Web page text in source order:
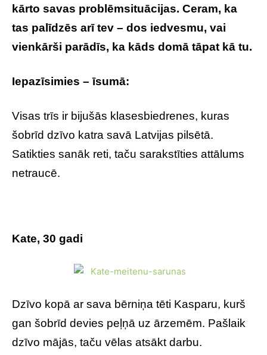
kārto savas problēmsituācijas. Ceram, ka
tas palīdzēs arī tev – dos iedvesmu, vai
vienkārši parādīs, ka kāds domā tāpat kā tu.
Iepazīsimies – īsumā:
Visas trīs ir bijušās klasesbiedrenes, kuras
šobrīd dzīvo katra savā Latvijas pilsētā.
Satikties sanāk reti, taču sarakstīties attālums
netraucē.
Kate, 30 gadi
Dzīvo kopā ar sava bērniņa tēti Kasparu, kurš
gan šobrīd devies peļņā uz ārzemēm. Pašlaik
dzīvo mājās, taču vēlas atsākt darbu.